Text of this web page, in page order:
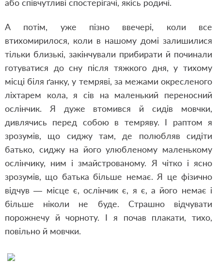
або співчутливі спостерігачі, якісь родичі.
А потім, уже пізно ввечері, коли все
втихомирилося, коли в нашому домі залишилися
тільки близькі, закінчували прибирати й починали
готуватися до сну після тяжкого дня, у тихому
місці біля ґанку, у темряві, за межами окресленого
ліхтарем кола, я сів на маленький переносний
ослінчик. Я дуже втомився й сидів мовчки,
дивлячись перед собою в темряву. І раптом я
зрозумів, що сиджу там, де полюбляв сидіти
батько, сиджу на його улюбленому маленькому
ослінчику, ним і змайстрованому. Я чітко і ясно
зрозумів, що батька більше немає. Я це фізично
відчув — місце є, ослінчик є, я є, а його немає і
більше ніколи не буде. Страшно відчувати
порожнечу й чорноту. І я почав плакати, тихо,
повільно й мовчки.